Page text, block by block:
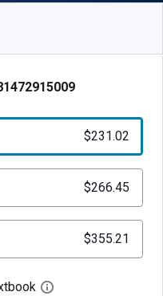
$231.02
$266.45
$355.21
Abre el cuadro de